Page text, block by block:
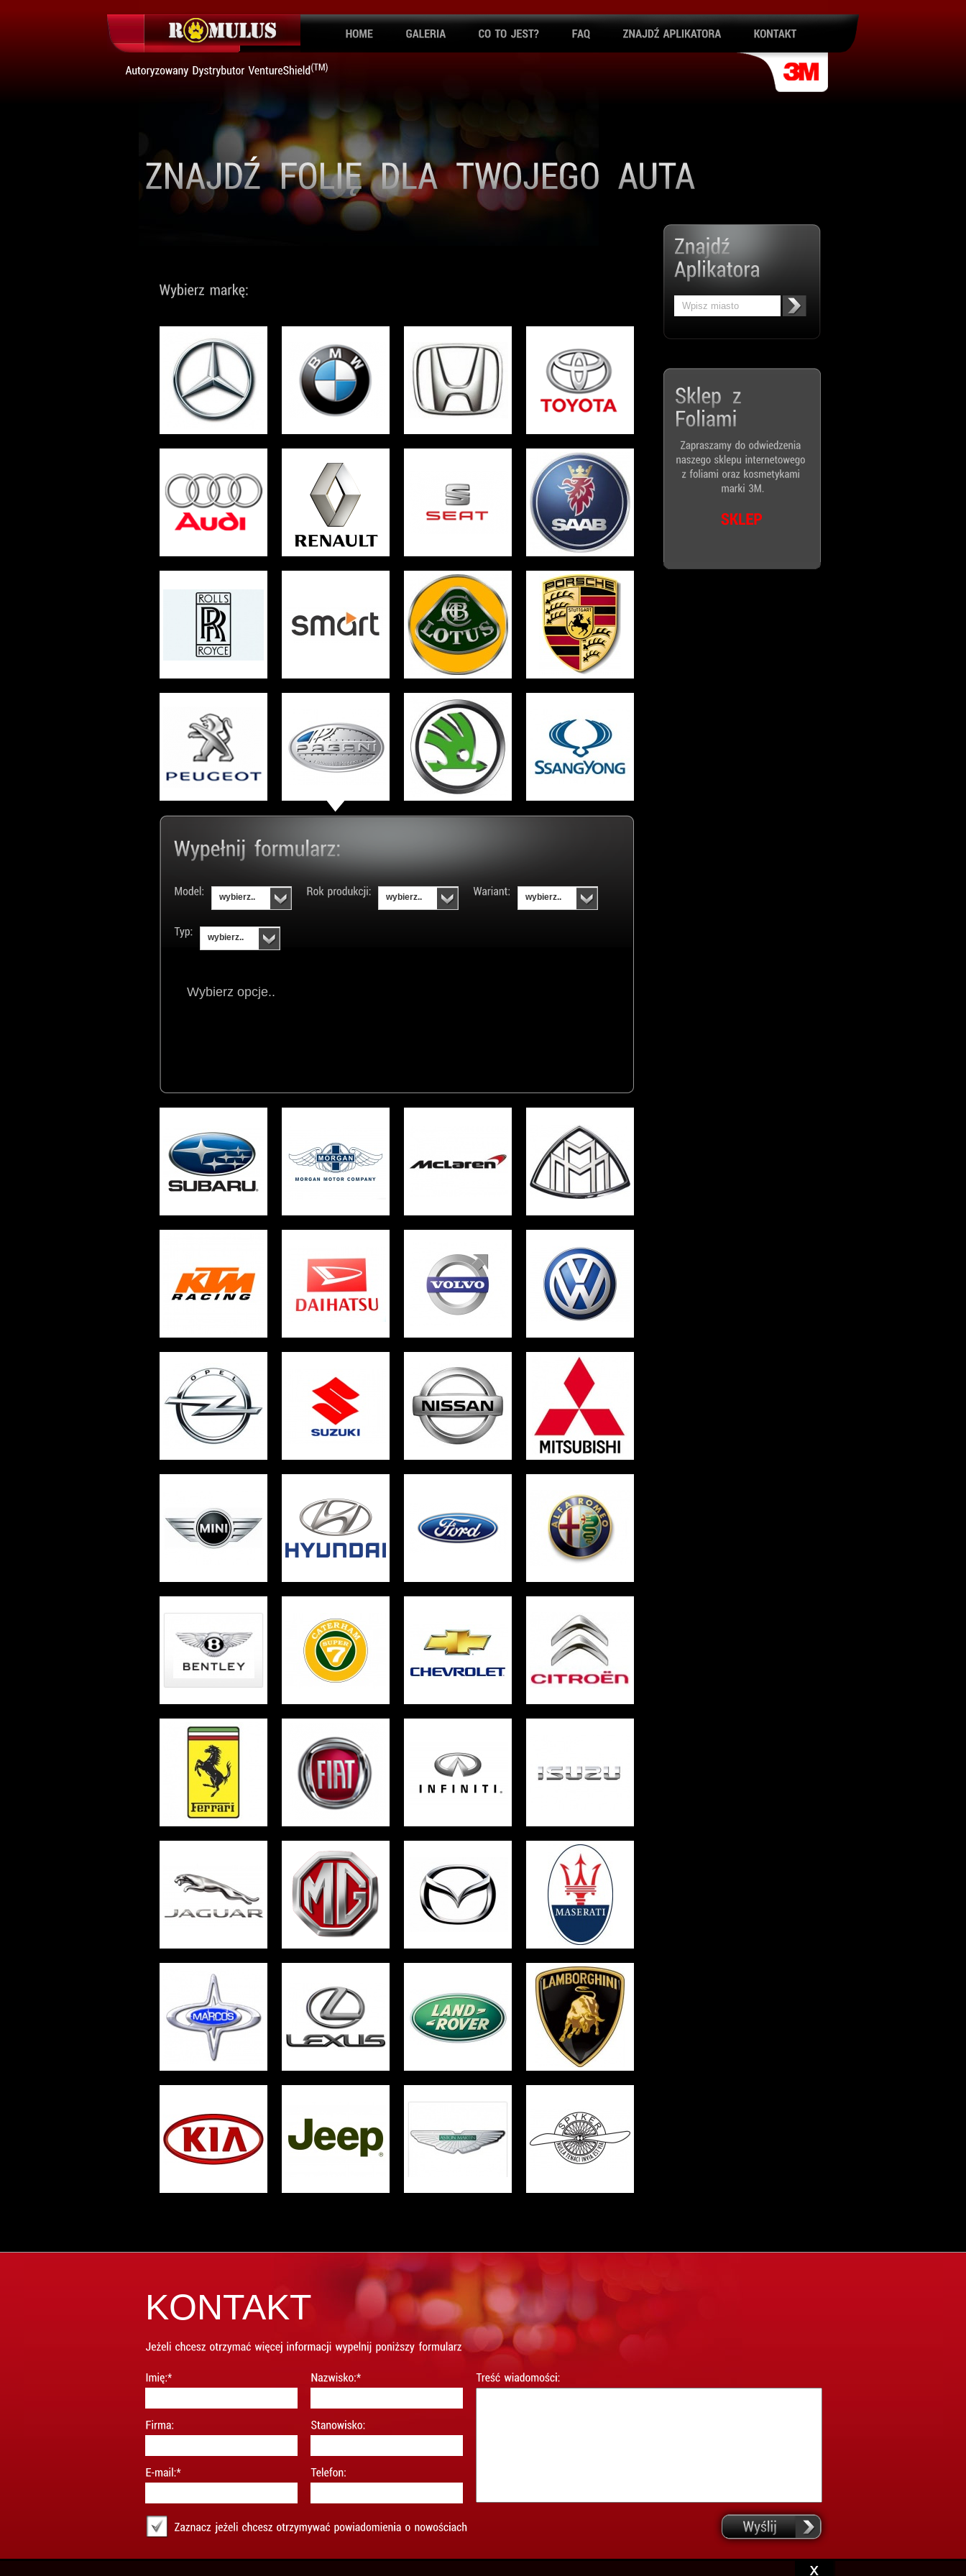
wybierz.. wybierz.. wybierz..
wybierz..
Wybierz opcje..
KONTAKT